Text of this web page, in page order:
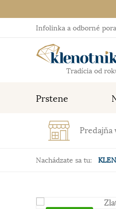
Infolinka a odborné
Tradícia od
Prstene
Predajňa
Nachádzate sa tu: